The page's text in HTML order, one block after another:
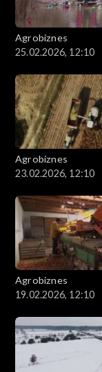
Agrobiznes
25.02.2026, 12:10
Agrobiznes
23.02.2026, 12:10
Agrobiznes
19.02.2026, 12:10